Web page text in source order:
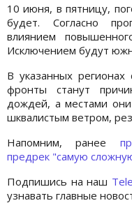
10 июня, в пятницу,
будет. Согласно
влиянием
Исключением будут
В указанных
фронты станут
дождей, а местами
шквалистым ветром,
Напомним, ранее
предрек "самую
Подпишись на наш
узнавать главные